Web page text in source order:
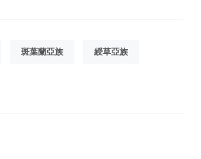
斑葉蘭亞族 綬草亞族